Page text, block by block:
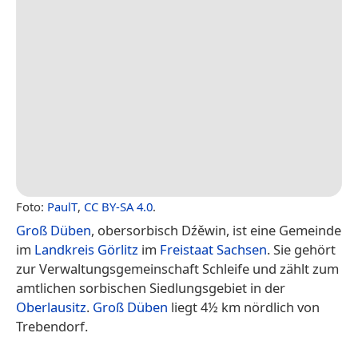
Foto: PaulT, CC BY-SA 4.0.
Groß Düben, obersorbisch Dźěwin, ist eine Gemeinde
im Landkreis Görlitz im Freistaat Sachsen. Sie gehört
zur Verwaltungsgemeinschaft Schleife und zählt zum
amtlichen sorbischen Siedlungsgebiet in der
Oberlausitz. Groß Düben liegt 4½ km nördlich von
Trebendorf.